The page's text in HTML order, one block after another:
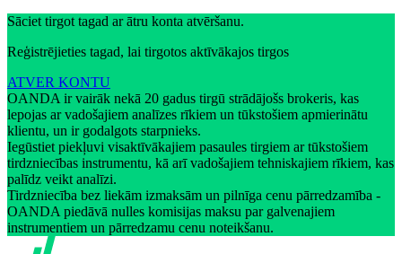
Sāciet tirgot tagad ar ātru konta atvēršanu.
Reģistrējieties tagad, lai tirgotos aktīvākajos tirgos
ATVER KONTU
OANDA ir vairāk nekā 20 gadus tirgū strādājošs brokeris, kas
lepojas ar vadošajiem analīzes rīkiem un tūkstošiem apmierinātu
klientu, un ir godalgots starpnieks.
Iegūstiet piekļuvi visaktīvākajiem pasaules tirgiem ar tūkstošiem
tirdzniecības instrumentu, kā arī vadošajiem tehniskajiem rīkiem, kas
palīdz veikt analīzi.
Tirdzniecība bez liekām izmaksām un pilnīga cenu pārredzamība -
OANDA piedāvā nulles komisijas maksu par galvenajiem
instrumentiem un pārredzamu cenu noteikšanu.